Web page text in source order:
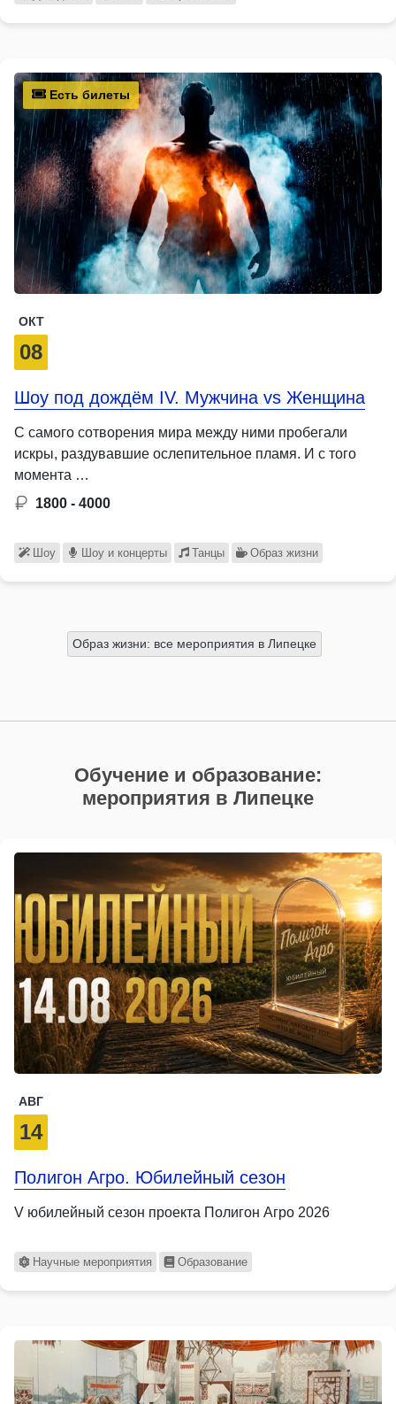
Есть билеты
ОКТ
08
Шоу под дождём IV. Мужчина vs Женщина
С самого сотворения мира между ними пробегали
искры, раздувавшие ослепительное пламя. И с того
момента …
1800 - 4000
Шоу Шоу и концерты Танцы Образ жизни
Образ жизни: все мероприятия в Липецке
Обучение и образование:
мероприятия в Липецке
АВГ
14
Полигон Агро. Юбилейный сезон
V юбилейный сезон проекта Полигон Агро 2026
Научные мероприятия Образование